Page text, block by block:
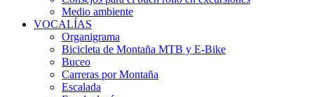
Medio ambiente
VOCALÍAS
Organigrama
Bicicleta de Montaña MTB y E-Bike
Buceo
Carreras por Montaña
Escalada